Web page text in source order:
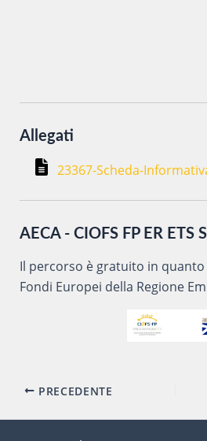
Allegati
23367-Scheda-
AECA - CIOFS FP ER ETS
Il percorso è gratuito in quanto
Fondi Europei della Regione
Navigazione
PRECEDENTE